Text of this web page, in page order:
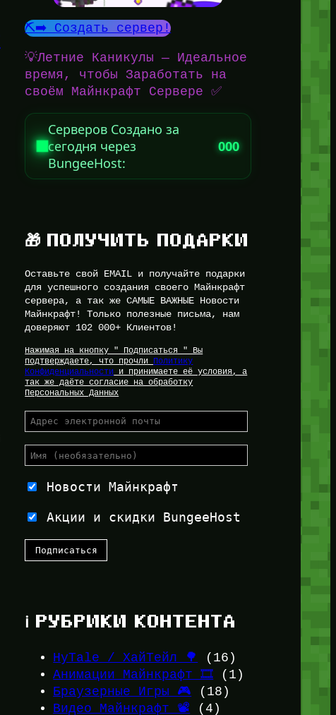
⛏️➡️ Создать сервер!
💡Летние Каникулы — Идеальное
время, чтобы Заработать на
своём Майнкрафт Сервере ✅
Серверов Создано за
сегодня через
BungeeHost:
000
🎁 ПОЛУЧИТЬ ПОДАРКИ
Оставьте свой EMAIL и получайте подарки
для успешного создания своего Майнкрафт
сервера, а так же САМЫЕ ВАЖНЫЕ Новости
Майнкрафт! Только полезные письма, нам
доверяют 102 000+ Клиентов!
Нажимая на кнопку " Подписаться " Вы
подтверждаете, что прочли Политику
Конфиденциальности и принимаете её условия, а
так же даёте согласие на обработку
Персональных Данных
Новости Майнкрафт
Акции и скидки BungeeHost
ℹ️ РУБРИКИ КОНТЕНТА
HyTale / ХайТейл 🌳
(16)
Анимации Майнкрафт 🎞️ (1)
Браузерные Игры 🎮 (18)
Видео Майнкрафт 📽️ (4)